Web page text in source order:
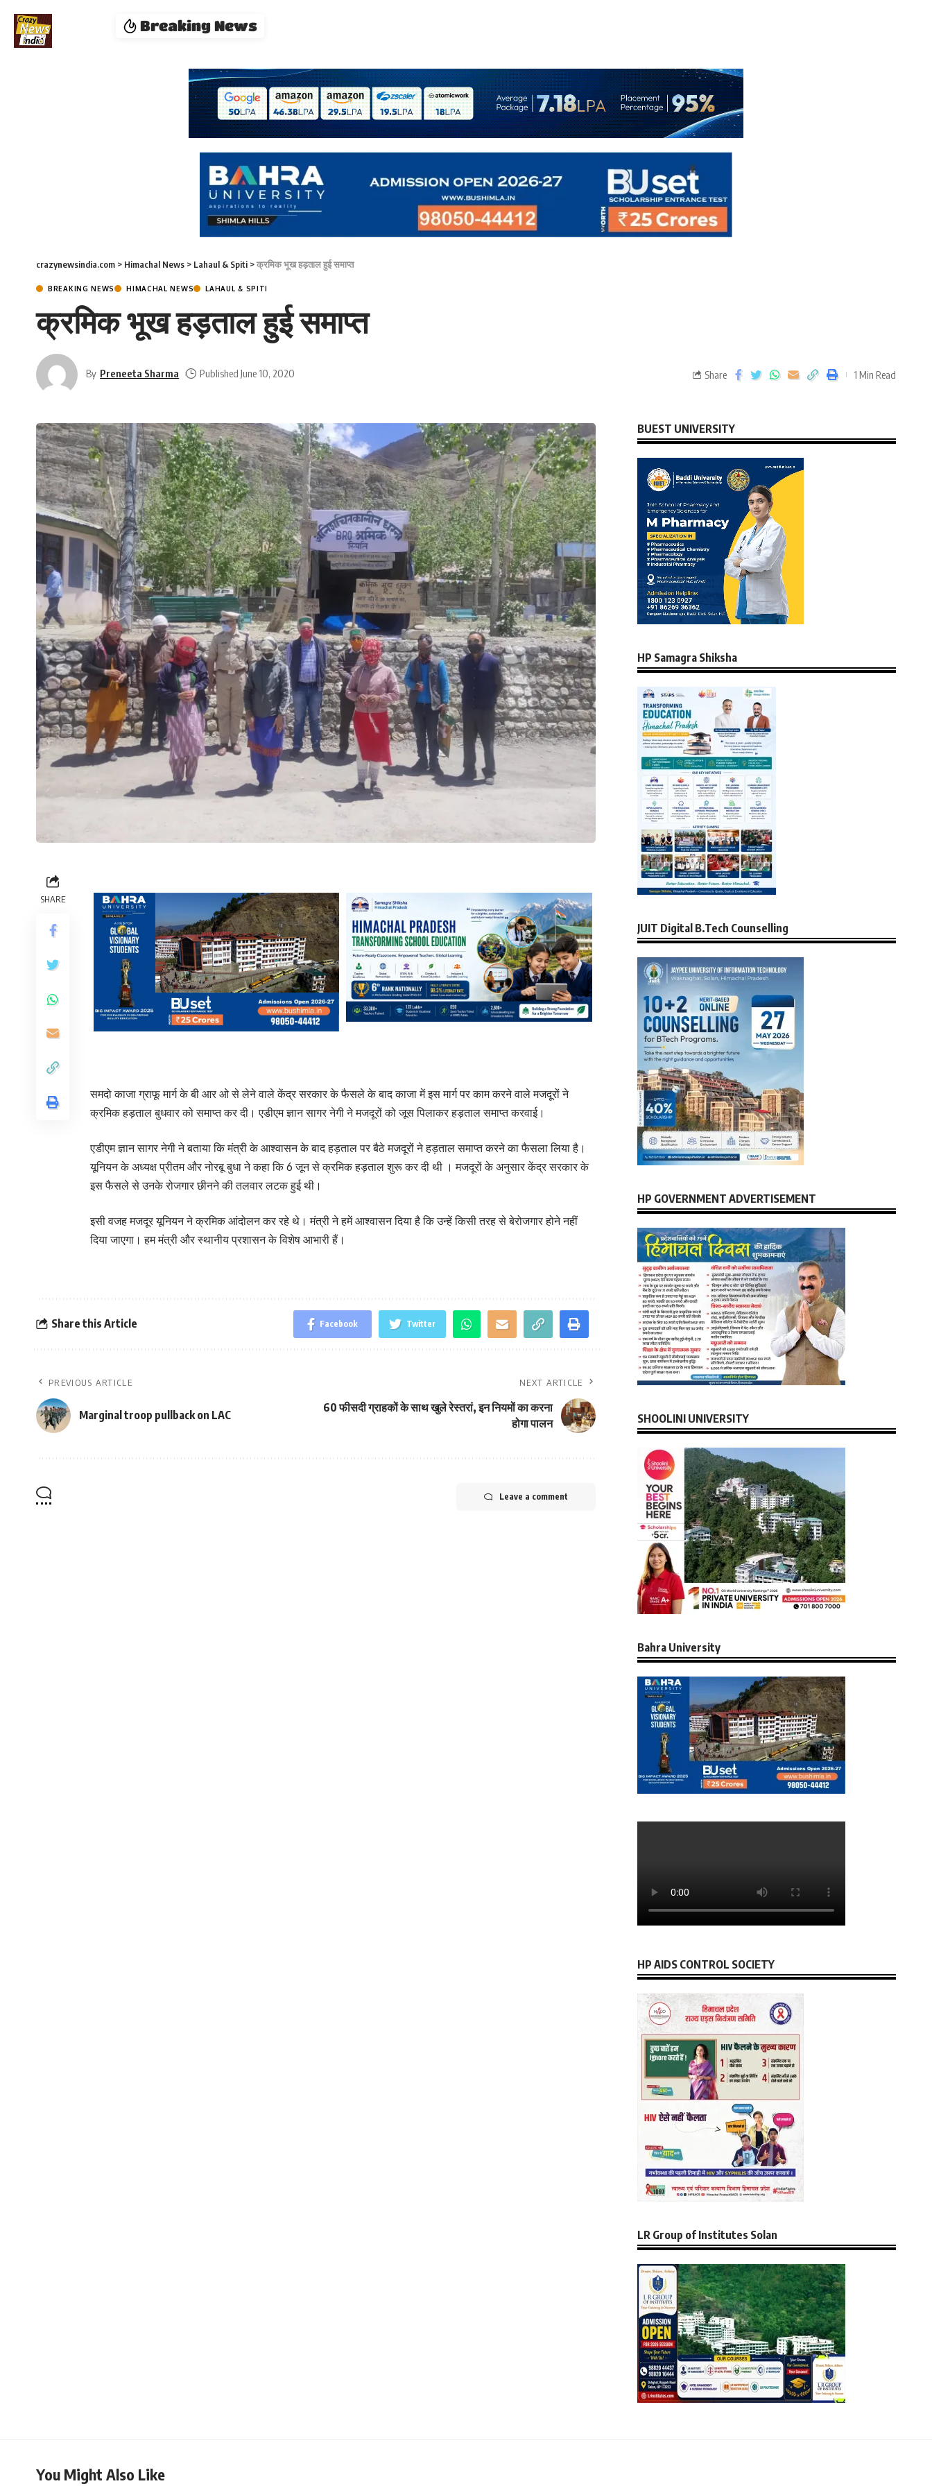
Breaking News
crazynewsindia.com > Himachal News > Lahaul & Spiti >क्रमिक भूख हड़ताल हुई समाप्त
BREAKING NEWS HIMACHAL NEWS LAHAUL & SPITI
क्रमिक भूख हड़ताल हुई समाप्त
By Preneeta Sharma Published June 10, 2020 Share 1 Min Read
SHARE
समदो काजा ग्राफू मार्ग के बी आर ओ से लेने वाले केंद्र सरकार के फैसले के बाद काजा में इस मार्ग पर काम करने वाले मजदूरों ने
क्रमिक हड़ताल बुधवार को समाप्त कर दी। एडीएम ज्ञान सागर नेगी ने मजदूरों को जूस पिलाकर हड़ताल समाप्त करवाई।
एडीएम ज्ञान सागर नेगी ने बताया कि मंत्री के आश्वासन के बाद हड़ताल पर बैठे मजदूरों ने हड़ताल समाप्त करने का फैसला लिया है।
यूनियन के अध्यक्ष प्रीतम और नोरबू बुधा ने कहा कि 6 जून से क्रमिक हड़ताल शुरू कर दी थी । मजदूरों के अनुसार केंद्र सरकार के
इस फैसले से उनके रोजगार छीनने की तलवार लटक हुई थी।
इसी वजह मजदूर यूनियन ने क्रमिक आंदोलन कर रहे थे। मंत्री ने हमें आश्वासन दिया है कि उन्हें किसी तरह से बेरोजगार होने नहीं
दिया जाएगा। हम मंत्री और स्थानीय प्रशासन के विशेष आभारी हैं।
Share this Article Facebook Twitter
PREVIOUS ARTICLE
Marginal troop pullback on LAC
NEXT ARTICLE
60 फीसदी ग्राहकों के साथ खुले रेस्तरां, इन नियमों का करना
होगा पालन
Leave a comment
BUEST UNIVERSITY
HP Samagra Shiksha
JUIT Digital B.Tech Counselling
HP GOVERNMENT ADVERTISEMENT
SHOOLINI UNIVERSITY
Bahra University
HP AIDS CONTROL SOCIETY
LR Group of Institutes Solan
You Might Also Like